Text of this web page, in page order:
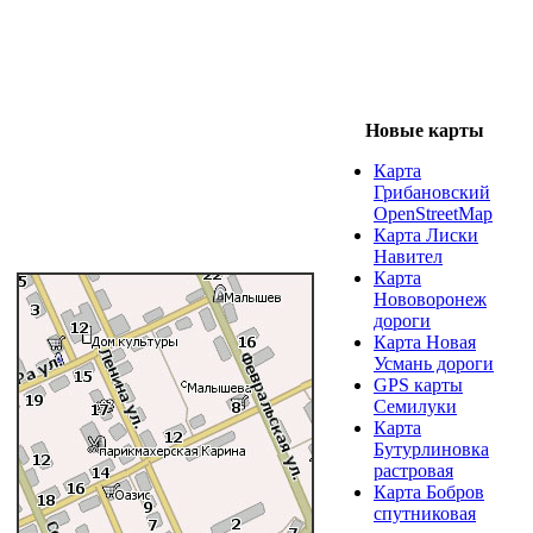
Новые карты
Карта
Грибановский
OpenStreetMap
Карта Лиски
Навител
Карта
Нововоронеж
дороги
Карта Новая
Усмань дороги
GPS карты
Семилуки
Карта
Бутурлиновка
растровая
Карта Бобров
спутниковая